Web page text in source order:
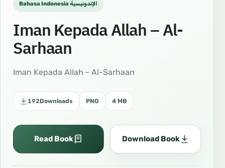
Bahasa Indonesia الإندونيسية
Iman Kepada Allah – Al-
Sarhaan
Iman Kepada Allah - Al-Sarhaan
192Downloads PNG 4 MB
Read Book Download Book